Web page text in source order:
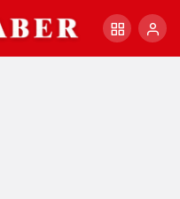
+ - Paylaş